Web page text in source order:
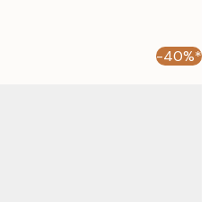
-40%*